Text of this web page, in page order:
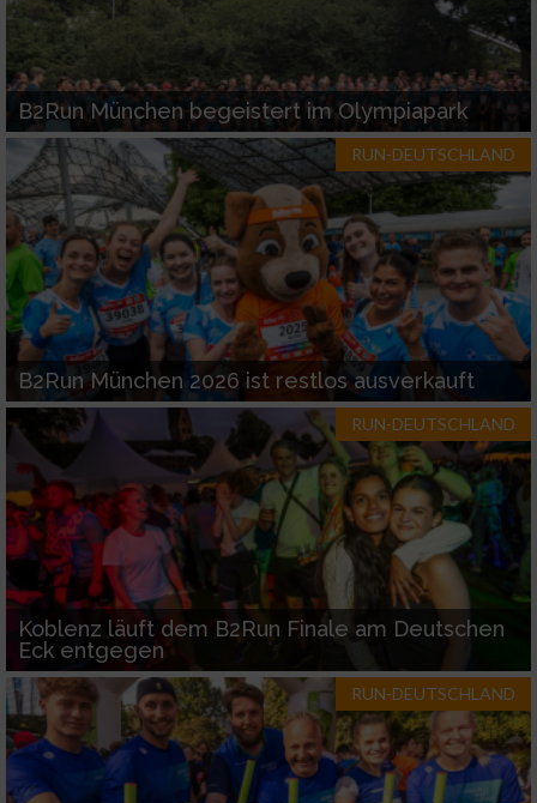
B2Run München begeistert im Olympiapark
RUN-DEUTSCHLAND
B2Run München 2026 ist restlos ausverkauft
RUN-DEUTSCHLAND
Koblenz läuft dem B2Run Finale am Deutschen
Eck entgegen
RUN-DEUTSCHLAND